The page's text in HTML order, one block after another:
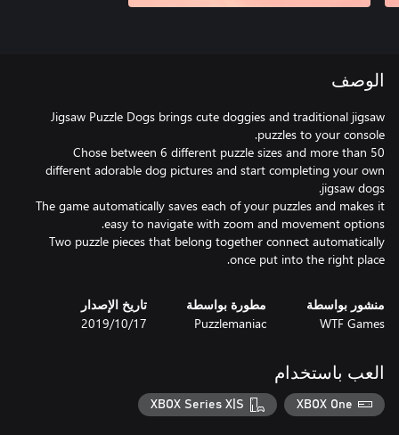
الوصف
Jigsaw Puzzle Dogs brings cute doggies and traditional jigsaw
Chose between 6 different puzzle sizes and more than 50
different adorable dog pictures and start completing your own
The game automatically saves each of your puzzles and makes it
Two puzzle pieces that belong together connect automatically
once put into the right place.
منشور بواسطة
WTF Games
مطورة بواسطة
Puzzlemaniac
تاريخ الإصدار
17‏/10‏/2019
العب باستخدام
XBOX One
XBOX Series X|S